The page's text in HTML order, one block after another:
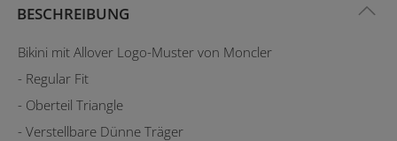
BESCHREIBUNG
Bikini mit Allover Logo-Muster von Moncler
- Regular Fit
- Oberteil Triangle
- Verstellbare Dünne Träger